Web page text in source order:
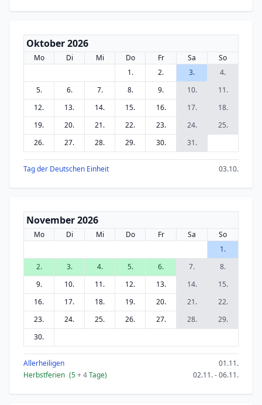
Oktober 2026
Mo Di Mi Do Fr Sa
So
1.
2. 3.
4.
5.
6. 7. 8. 9. 10.
11.
12.
13. 14. 15. 16. 17.
18.
19.
20. 21. 22. 23. 24.
25.
26.
27. 28. 29. 30. 31.
Tag der Deutschen Einheit 03.10.
November 2026
Mo Di Mi Do Fr Sa
So
1.
2.
3. 4. 5. 6. 7.
8.
9.
10. 11. 12. 13. 14.
15.
16.
17. 18. 19. 20. 21.
22.
23.
24. 25. 26. 27. 28.
29.
30.
Allerheiligen
01.11.
Herbstferien (5+ 4Tage) 02.11. - 06.11.